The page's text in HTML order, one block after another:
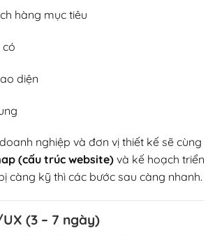
hàng mục tiêu
có
diện
nghiệp và đơn vị thiết kế sẽ cùng
(cấu trúc website) và kế hoạch triển
càng kỹ thì các bước sau càng nhanh.
(3 – 7 ngày)